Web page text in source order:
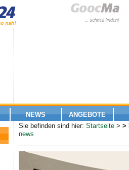
NEWS ANGEBOTE
Sie befinden sind hier: Startseite > >
news